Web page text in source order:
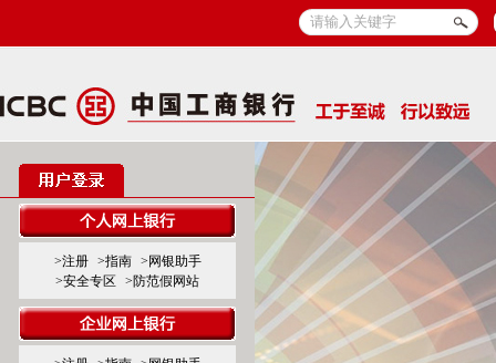
>注册 >指南
>网银助手
>安全专区
>防范假网站